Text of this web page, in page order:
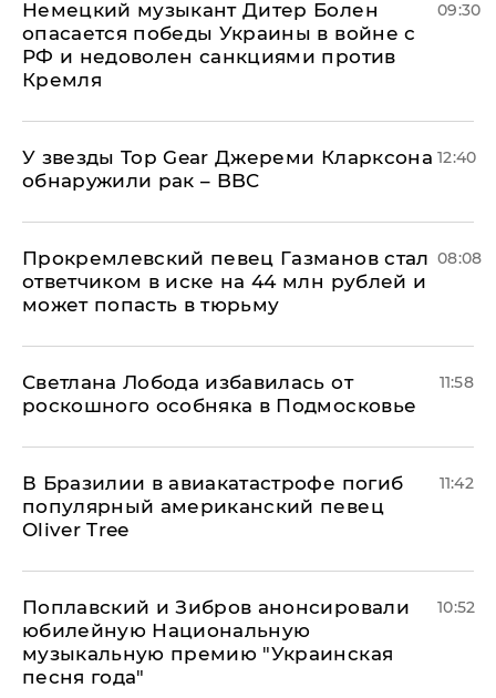
Немецкий музыкант Дитер Болен
опасается победы Украины в войне с
РФ и недоволен санкциями против
Кремля
09:30
У звезды Top Gear Джереми Кларксона
обнаружили рак – BBC
12:40
Прокремлевский певец Газманов стал
ответчиком в иске на 44 млн рублей и
может попасть в тюрьму
08:08
Светлана Лобода избавилась от
роскошного особняка в Подмосковье
11:58
В Бразилии в авиакатастрофе погиб
популярный американский певец
Oliver Tree
11:42
Поплавский и Зибров анонсировали
юбилейную Национальную
музыкальную премию "Украинская
песня года"
10:52